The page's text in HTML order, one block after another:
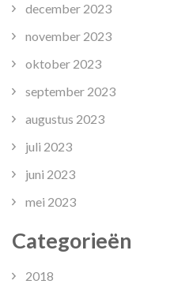
december 2023
november 2023
oktober 2023
september 2023
augustus 2023
juli 2023
juni 2023
mei 2023
Categorieën
2018